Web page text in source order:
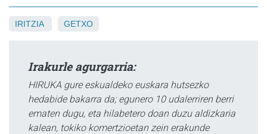
IRITZIA GETXO
Irakurle agurgarria:
HIRUKA gure eskualdeko euskara hutsezko
hedabide bakarra da; egunero 10 udalerriren berri
ematen dugu, eta hilabetero doan duzu aldizkaria
kalean, tokiko komertzioetan zein erakunde